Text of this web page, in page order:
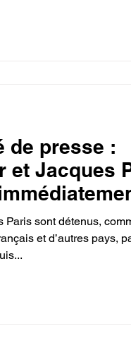
de presse :
et Jacques
Paris sont détenus,
et d’autres pays,